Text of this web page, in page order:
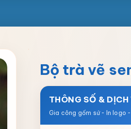
Bộ trà vẽ
THÔNG SỐ &